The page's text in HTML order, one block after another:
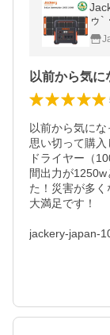
ゥ`
ヨ
以前から気に
思い切って購
ドライヤー（
間出力が
た！災害が多
大満足です！
jackery-japan-